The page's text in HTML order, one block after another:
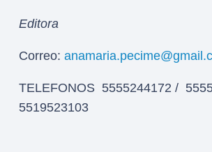
Editora
Correo:
TELEFONOS 5555244172 /
5519523103